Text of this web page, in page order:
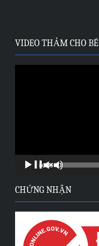
VIDEO THẢM CHO BÉ
00:00
CHỨNG NHẬN